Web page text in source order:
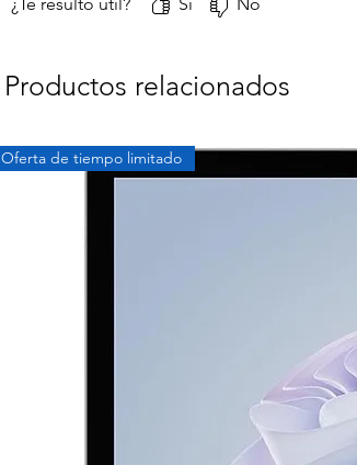
Productos relacionados
Oferta de tiempo limitado